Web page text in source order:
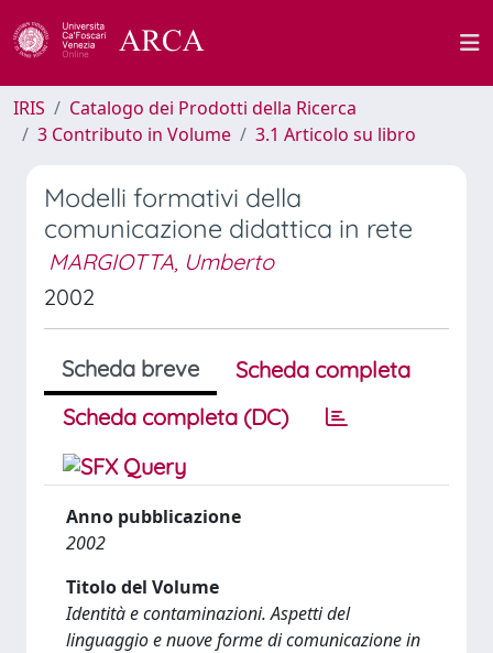
IRIS
Catalogo dei Prodotti della Ricerca
3 Contributo in Volume
3.1 Articolo su libro
Modelli formativi della
comunicazione didattica in rete
MARGIOTTA, Umberto
2002
Scheda breve
Scheda completa
Scheda completa (DC)
Anno pubblicazione
2002
Titolo del Volume
Identità e contaminazioni. Aspetti del
linguaggio e nuove forme di comunicazione in